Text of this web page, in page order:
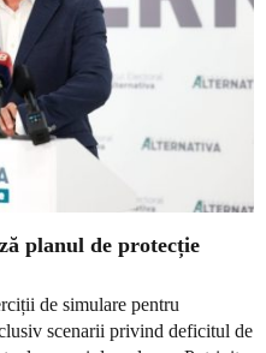
planul de protecție
de simulare pentru
scenarii privind deficitul de